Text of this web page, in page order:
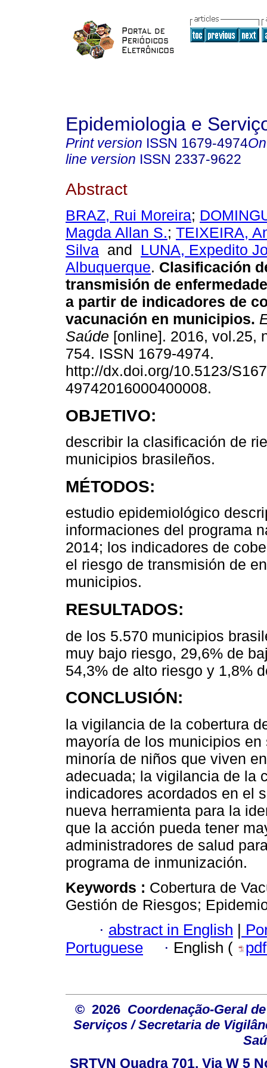
Epidemiologia e
Print version ISSN 1679-4974
line version ISSN 2337-9622
Abstract
BRAZ, Rui Moreira;
Magda Allan S.; TEIXEIRA,
Silva and LUNA, Expedito
Albuquerque. Clasificación
transmisión de
a partir de indicadores de
vacunación en municipios.
Saúde [online]. 2016, vol.25,
754. ISSN 1679-4974.
http://dx.doi.org/10.5123/
49742016000400008.
OBJETIVO:
describir la clasificación de
municipios brasileños.
MÉTODOS:
estudio epidemiológico
informaciones del programa
2014; los indicadores de
el riesgo de transmisión de
municipios.
RESULTADOS:
de los 5.570 municipios
muy bajo riesgo, 29,6% de
54,3% de alto riesgo y 1,8%
CONCLUSIÓN:
la vigilancia de la cobertura
mayoría de los municipios
minoría de niños que viven
adecuada; la vigilancia de la
indicadores acordados en el
nueva herramienta para la
que la acción pueda tener
administradores de salud
programa de inmunización.
Keywords : Cobertura de
Gestión de Riesgos;
· abstract in English
Portuguese
· English (
© 2026 Coordenação-Geral
Serviços / Secretaria de
SRTVN Quadra 701, Via W 5